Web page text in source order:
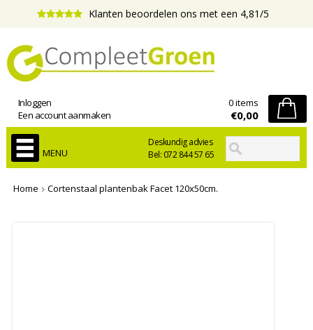
Klanten beoordelen ons met een 4,81/5
Deskundig advies
Bel: 072 844 57 65
Inloggen
Een account aanmaken
0 items
€0,00
MENU
Home Cortenstaal plantenbak Facet 120x50cm.